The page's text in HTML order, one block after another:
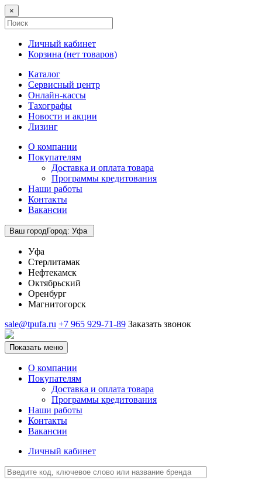
×
Личный кабинет
Корзина (нет товаров)
Каталог
Сервисный центр
Онлайн-кассы
Тахографы
Новости и акции
Лизинг
О компании
Покупателям
Доставка и оплата товара
Программы кредитования
Наши работы
Контакты
Вакансии
Ваш городГород: Уфа
Уфа
Стерлитамак
Нефтекамск
Октябрьский
Оренбург
Магнитогорск
sale@tpufa.ru +7 965 929-71-89 Заказать звонок
Показать меню
О компании
Покупателям
Доставка и оплата товара
Программы кредитования
Наши работы
Контакты
Вакансии
Личный кабинет